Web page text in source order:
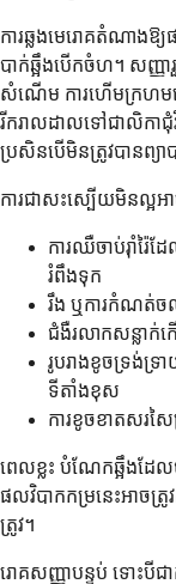
ការឆ្លងមេរោគតំណាងឱ្
បាក់ឆ្អឹងបើកចំហ។ សញ្ញ
សំណើម ការហើមក្រហមឡ
រីករាលដាលទៅជាលិកា
ប្រសិនបើមិនត្រូវបានព្យ
ការជាសះស្បើយមិនល្អអ
ការឈឺចាប់រ៉ាំរ៉ៃ
រំពឹងទុក
រឹង ឬការកំណត់ចល
ជំងឺរលាកសន្លាក់ក
រូបរាងខូចទ្រង់ទ្រ
ទីតាំងខុស
ការខូចខាតសរសៃ
ពេលខ្លះ បំណែកឆ្អឹងដែល
ផលវិបាកកម្រនេះអាចត្រូវ
ត្រូវ។
រោគសញ្ញាបន្ទប់ ទោះបី